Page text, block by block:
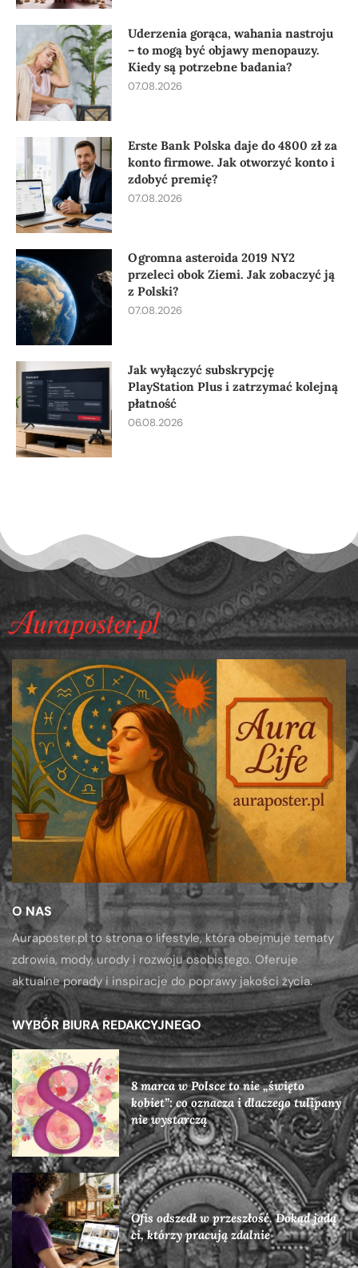
Uderzenia gorąca, wahania nastroju
– to mogą być objawy menopauzy.
Kiedy są potrzebne badania?
07.08.2026
Erste Bank Polska daje do 4800 zł za
konto firmowe. Jak otworzyć konto i
zdobyć premię?
07.08.2026
Ogromna asteroida 2019 NY2
przeleci obok Ziemi. Jak zobaczyć ją
z Polski?
07.08.2026
Jak wyłączyć subskrypcję
PlayStation Plus i zatrzymać kolejną
płatność
06.08.2026
O NAS
Auraposter.pl to strona o lifestyle, która obejmuje tematy
zdrowia, mody, urody i rozwoju osobistego. Oferuje
aktualne porady i inspiracje do poprawy jakości życia.
WYBÓR BIURA REDAKCYJNEGO
8 marca w Polsce to nie „święto
kobiet”: co oznacza i dlaczego tulipany
nie wystarczą
Ofis odszedł w przeszłość. Dokąd jadą
ci, którzy pracują zdalnie